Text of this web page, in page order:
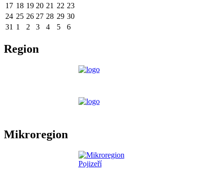
17 18 19 20 21 22 23
24 25 26 27 28 29 30
31 1 2 3 4 5 6
Region
Mikroregion